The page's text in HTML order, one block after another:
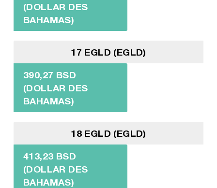
(DOLLAR DES
BAHAMAS)
17 EGLD (EGLD)
390,27 BSD
(DOLLAR DES
BAHAMAS)
18 EGLD (EGLD)
413,23 BSD
(DOLLAR DES
BAHAMAS)